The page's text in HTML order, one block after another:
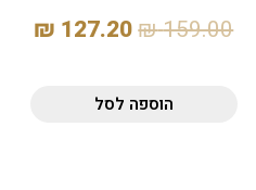
159.00
₪
127.20
₪
הוספה לסל